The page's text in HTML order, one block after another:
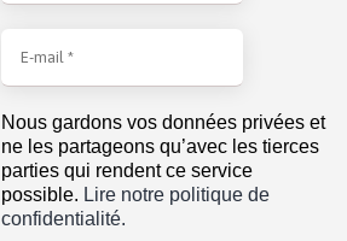
Nous gardons vos données privées et
ne les partageons qu’avec les tierces
parties qui rendent ce service
possible. Lire notre politique de
confidentialité.